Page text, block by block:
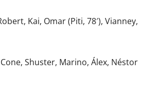
Kai, Omar (Piti, 78′), Vianney,
Shuster, Marino, Álex, Néstor